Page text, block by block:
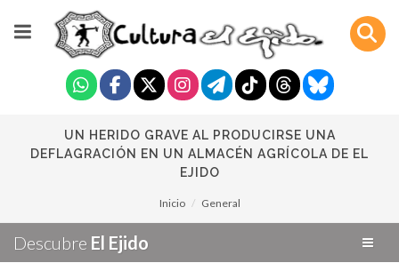
UN HERIDO GRAVE AL PRODUCIRSE UNA
DEFLAGRACIÓN EN UN ALMACÉN AGRÍCOLA DE EL
EJIDO
Inicio General
Descubre El Ejido